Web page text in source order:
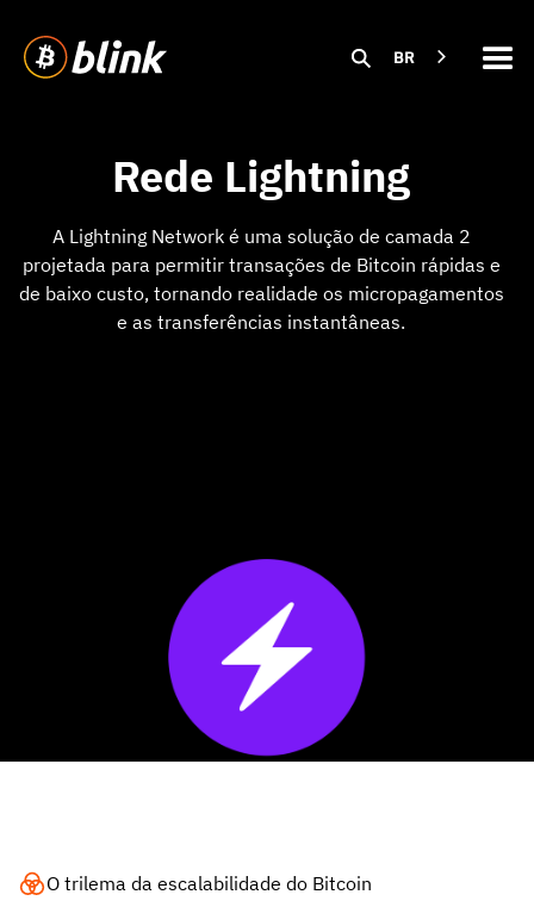
BR
Rede Lightning
A Lightning Network é uma solução de camada 2
projetada para permitir transações de Bitcoin rápidas e
de baixo custo, tornando realidade os micropagamentos
e as transferências instantâneas.
O trilema da escalabilidade do Bitcoin